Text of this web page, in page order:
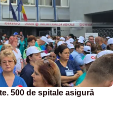
500 de spitale asigură